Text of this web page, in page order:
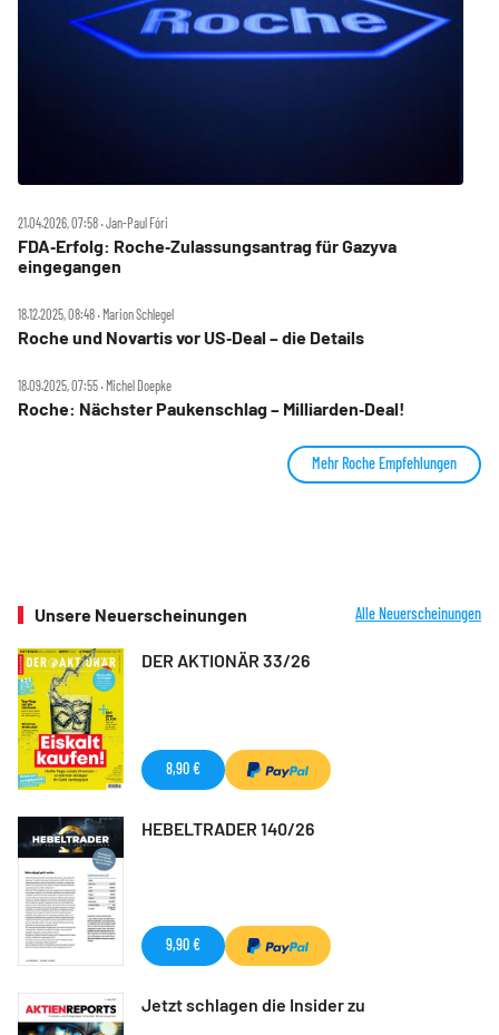
21.04.2026, 07:58 ‧ Jan-Paul Fóri
FDA‑Erfolg: Roche‑Zulassungsantrag für Gazyva
eingegangen
18.12.2025, 08:48 ‧ Marion Schlegel
Roche und Novartis vor US‑Deal – die Details
18.09.2025, 07:55 ‧ Michel Doepke
Roche: Nächster Paukenschlag – Milliarden‑Deal!
Mehr Roche Empfehlungen
Unsere Neuerscheinungen Alle Neuerscheinungen
DER AKTIONÄR 33/26
8,90 €
HEBELTRADER 140/26
9,90 €
Jetzt schlagen die Insider zu